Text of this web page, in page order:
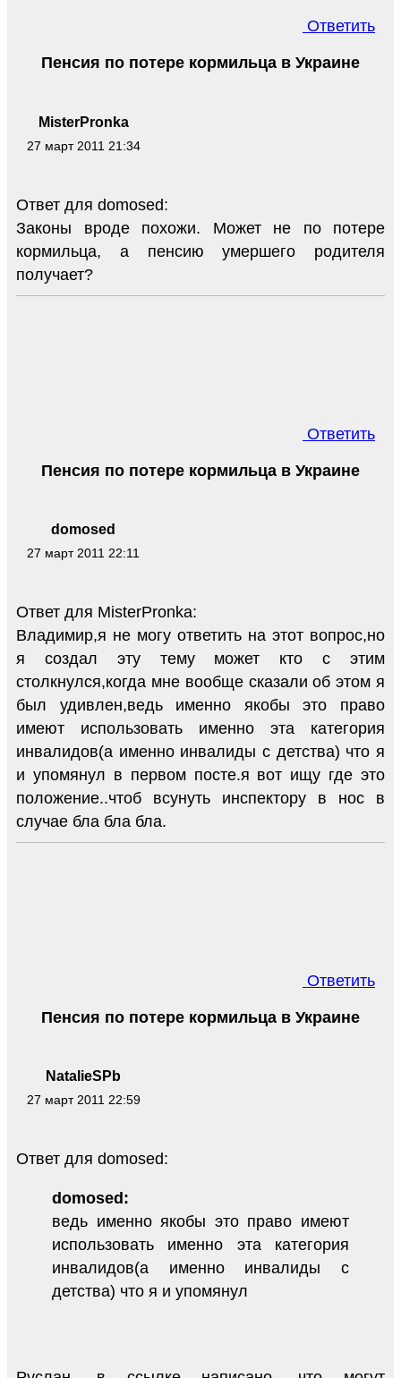
Ответить
MisterPronka
27 март 2011 21:34
Пенсия по потере кормильца в Украине
Ответ для domosed:
Законы вроде похожи. Может не по потере
кормильца, а пенсию умершего родителя
получает?
Ответить
domosed
27 март 2011 22:11
Пенсия по потере кормильца в Украине
Ответ для MisterPronka:
Владимир,я не могу ответить на этот вопрос,но
я создал эту тему может кто с этим
столкнулся,когда мне вообще сказали об этом я
был удивлен,ведь именно якобы это право
имеют использовать именно эта категория
инвалидов(а именно инвалиды с детства) что я
и упомянул в первом посте.я вот ищу где это
положение..чтоб всунуть инспектору в нос в
случае бла бла бла.
Ответить
NatalieSPb
27 март 2011 22:59
Пенсия по потере кормильца в Украине
Ответ для domosed:
domosed:
ведь именно якобы это право имеют
использовать именно эта категория
инвалидов(а именно инвалиды с
детства) что я и упомянул